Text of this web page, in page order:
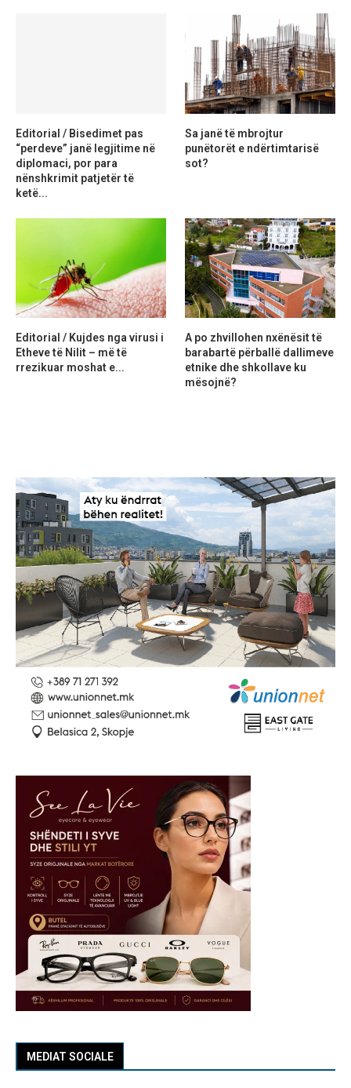
MEDIAT SOCIALE
Editorial / Bisedimet pas
“perdeve” janë legjitime në
diplomaci, por para
nënshkrimit patjetër të
ketë...
Sa janë të mbrojtur
punëtorët e ndërtimtarisë
sot?
Editorial / Kujdes nga virusi i
Etheve të Nilit – më të
rrezikuar moshat e...
A po zhvillohen nxënësit të
barabartë përballë dallimeve
etnike dhe shkollave ku
mësojnë?